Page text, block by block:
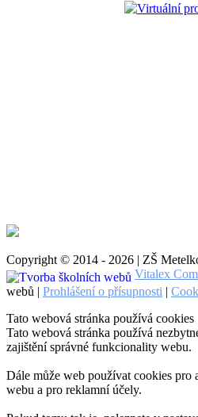
Virtuální
Copyright © 2014 - 2026 | ZŠ
Vitalex
webů | Prohlášení o přísupnosti |
Tato webová stránka používá cookies
Tato webová stránka používá
zajištění správné funkcionality webu.
Dále může web používat cookies pro
webu a pro reklamní účely.